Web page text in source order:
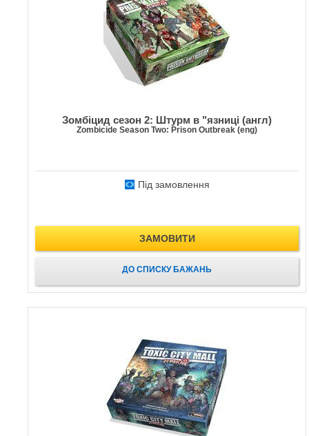
Зомбіцид сезон 2: Штурм в "язниці (англ)
Zombicide Season Two: Prison Outbreak (eng)
Під замовлення
ЗАМОВИТИ
ДО СПИСКУ БАЖАНЬ